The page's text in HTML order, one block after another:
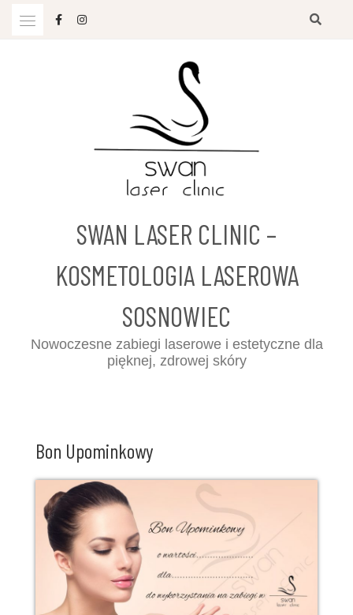
SWAN LASER CLINIC –
KOSMETOLOGIA LASEROWA
SOSNOWIEC
Nowoczesne zabiegi laserowe i estetyczne dla
pięknej, zdrowej skóry
Bon Upominkowy